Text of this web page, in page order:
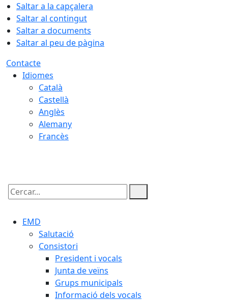
Saltar a la capçalera
Saltar al contingut
Saltar a documents
Saltar al peu de pàgina
Contacte
Idiomes
Català
Castellà
Anglès
Alemany
Francès
Cercar:
EMD
Salutació
Consistori
President i vocals
Junta de veïns
Grups municipals
Informació dels vocals